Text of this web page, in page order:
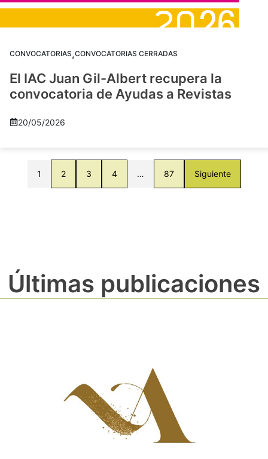
CONVOCATORIAS,CONVOCATORIAS CERRADAS
El IAC Juan Gil-Albert recupera la
convocatoria de Ayudas a Revistas
20/05/2026
1 2 3 4 … 87 Siguiente
Últimas publicaciones